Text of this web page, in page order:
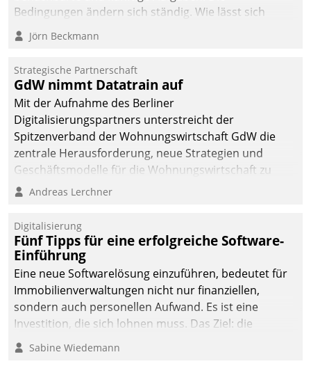
Bedingungen ändern sich ständig. Wie lässt sich
technisch die Kontrolle wahren und zugleich Freiraum
fürs Wachsen öffnen?
Jörn Beckmann
Strategische Partnerschaft
GdW nimmt Datatrain auf
Mit der Aufnahme des Berliner
Digitalisierungspartners unterstreicht der
Spitzenverband der Wohnungswirtschaft GdW die
zentrale Herausforderung, neue Strategien und
Geschäftsmodelle für die Wohnungswirtschaft zu
entwickeln.
Andreas Lerchner
Digitalisierung
Fünf Tipps für eine erfolgreiche Software-
Einführung
Eine neue Softwarelösung einzuführen, bedeutet für
Immobilienverwaltungen nicht nur finanziellen,
sondern auch personellen Aufwand. Es ist eine
Investition, die sich lohnen muss. Das Ziel: die
nachhaltige Optimierung der Geschäftsabläufe. Damit
dieses Ziel erreicht wird, sollten einige Grundregeln
Sabine Wiedemann